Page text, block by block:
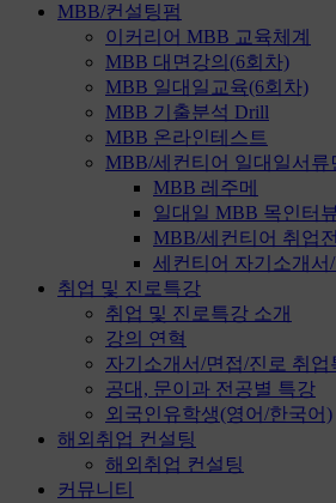
MBB/컨설팅펌
이커리어 MBB 교육체계
MBB 대면강의(6회차)
MBB 일대일교육(6회차)
MBB 기출분석 Drill
MBB 온라인테스트
MBB/세컨티어 일대일서류
MBB 레주메
일대일 MBB 목인터
MBB/세컨티어 취업
세컨티어 자기소개서
취업 및 진로특강
취업 및 진로특강 소개
강의 연혁
자기소개서/면접/진로 취업
공대, 문이과 전공별 특강
외국인유학생(영어/한국어)
해외취업 컨설팅
해외취업 컨설팅
커뮤니티